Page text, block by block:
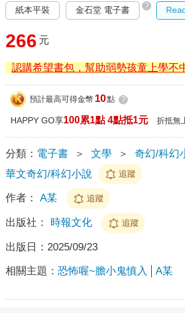
紙本平裝 金石堂 電子書 ?
266 元
認購希望書包，幫助弱勢孩童上學不
預計最高可得金幣 10點 ?
HAPPY GO享100累1點 4點抵1元 折抵無
分類： 電子書 ＞ 文學 ＞ 奇幻/科幻
華文奇幻/科幻小說
追蹤
作者： A某 追蹤
出版社： 時報文化 追蹤
出版日： 2025/09/23
相關主題： 恐怖喔~膽小鬼慎入 A某